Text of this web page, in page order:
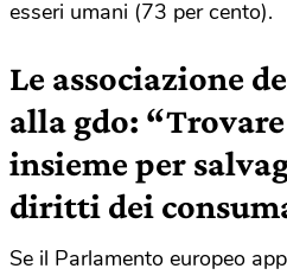
esseri umani (73 per cento).
Le associazione
alla gdo:
insieme per
diritti dei
Se il Parlamento europeo